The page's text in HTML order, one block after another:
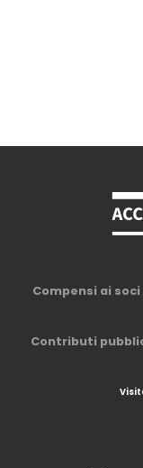
Compensi ai
Contributi